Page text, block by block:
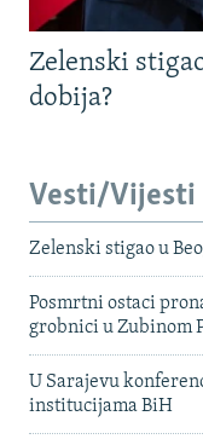
Zelenski
dobija?
Vesti/Vijesti
Zelenski stigao u
Posmrtni ostaci
grobnici u Zubinom
U Sarajevu
institucijama BiH